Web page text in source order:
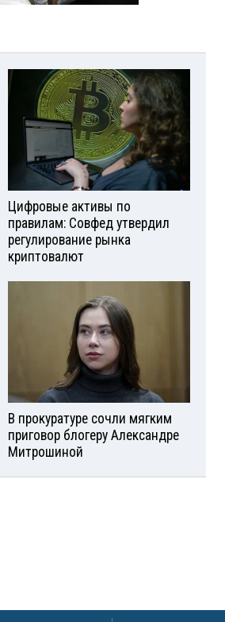
Цифровые активы по
правилам: Совфед утвердил
регулирование рынка
криптовалют
В прокуратуре сочли мягким
приговор блогеру Александре
Митрошиной